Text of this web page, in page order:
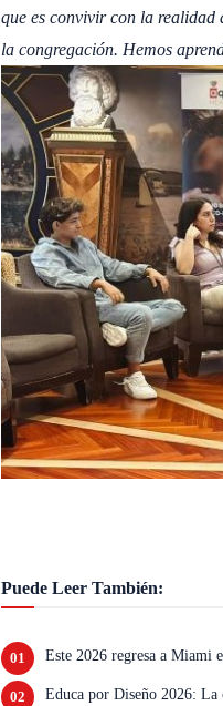
que es convivir con la realidad
la congregación. Hemos
Puede Leer También:
Este 2026 regresa a Miami
Educa por Diseño 2026: La